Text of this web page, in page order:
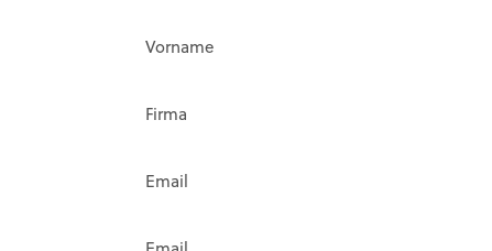
Vorname
Firma
Email